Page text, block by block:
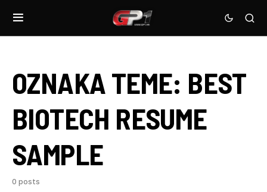
OZNAKA TEME: BEST
BIOTECH RESUME
SAMPLE
0 posts